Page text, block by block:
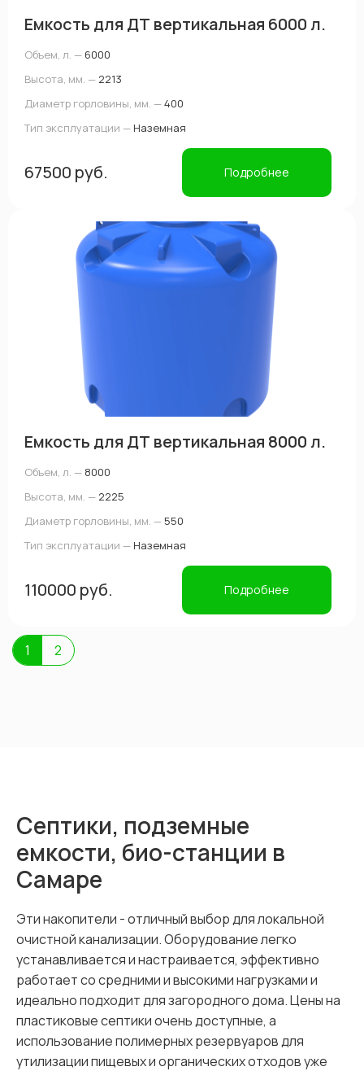
Емкость для ДТ вертикальная 6000 л.
Объем, л. — 6000
Высота, мм. — 2213
Диаметр горловины, мм. —400
Тип эксплуатации — Наземная
67500 руб. Подробнее
Емкость для ДТ вертикальная 8000 л.
Объем, л. — 8000
Высота, мм. — 2225
Диаметр горловины, мм. —550
Тип эксплуатации — Наземная
110000 руб. Подробнее
1 2
Септики, подземные
емкости, био-станции в
Самаре
Эти накопители - отличный выбор для локальной
очистной канализации. Оборудование легко
устанавливается и настраивается, эффективно
работает со средними и высокими нагрузками и
идеально подходит для загородного дома. Цены на
пластиковые септики очень доступные, а
использование полимерных резервуаров для
утилизации пищевых и органических отходов уже